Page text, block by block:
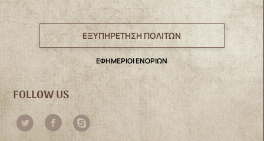
ΕΞΥΠΗΡΕΤΗΣΗ ΠΟΛΙΤΩΝ
ΕΦΗΜΕΡΙΟΙ ΕΝΟΡΙΩΝ
FOLLOW US